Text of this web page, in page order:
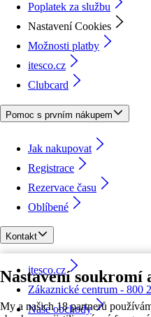
Nastavení soukromí
My a našich 18 partnerů
Poplatek za službu
Nastavení Cookies
Možnosti platby
itesco.cz
Clubcard
Pomoc s prvním nákupem
Jak nakupovat
Registrace
Rezervace času
Oblíbené
Kontakt
itesco.cz
Zákaznické centrum - 800
Naše obchody